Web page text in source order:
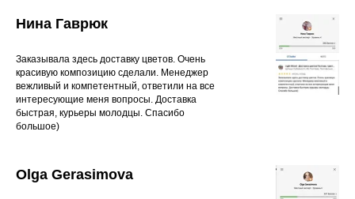
Нина Гаврюк
Заказывала здесь доставку цветов. Очень
красивую композицию сделали. Менеджер
вежливый и компетентный, ответили на все
интересующие меня вопросы. Доставка
быстрая, курьеры молодцы. Спасибо
большое)
Olga Gerasimova